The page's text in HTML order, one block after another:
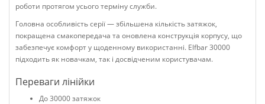
роботи протягом усього терміну служби.
Головна особливість серії — збільшена кількість затяжок,
покращена смакопередача та оновлена конструкція корпусу, що
забезпечує комфорт у щоденному використанні. Elfbar 30000
підходить як новачкам, так і досвідченим користувачам.
Переваги лінійки
До 30000 затяжок